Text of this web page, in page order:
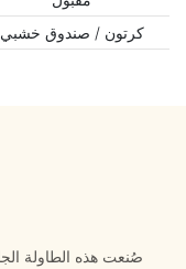
كرتون / صندوق خشبي
صُنعت هذه الطاولة